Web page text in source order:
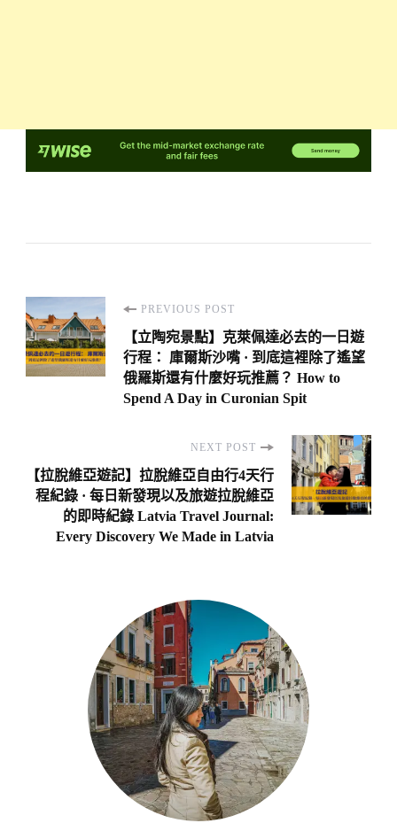
Post
Navigation
PREVIOUS POST
【立陶宛景點】克萊佩達必去的一日遊
行程： 庫爾斯沙嘴 · 到底這裡除了遙望
俄羅斯還有什麼好玩推薦？ How to
Spend A Day in Curonian Spit
NEXT POST
【拉脫維亞遊記】拉脫維亞自由行4天行
程紀錄 · 每日新發現以及旅遊拉脫維亞
的即時紀錄 Latvia Travel Journal:
Every Discovery We Made in Latvia